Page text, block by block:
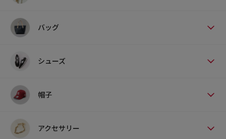
バッグ
シューズ
帽子
アクセサリー